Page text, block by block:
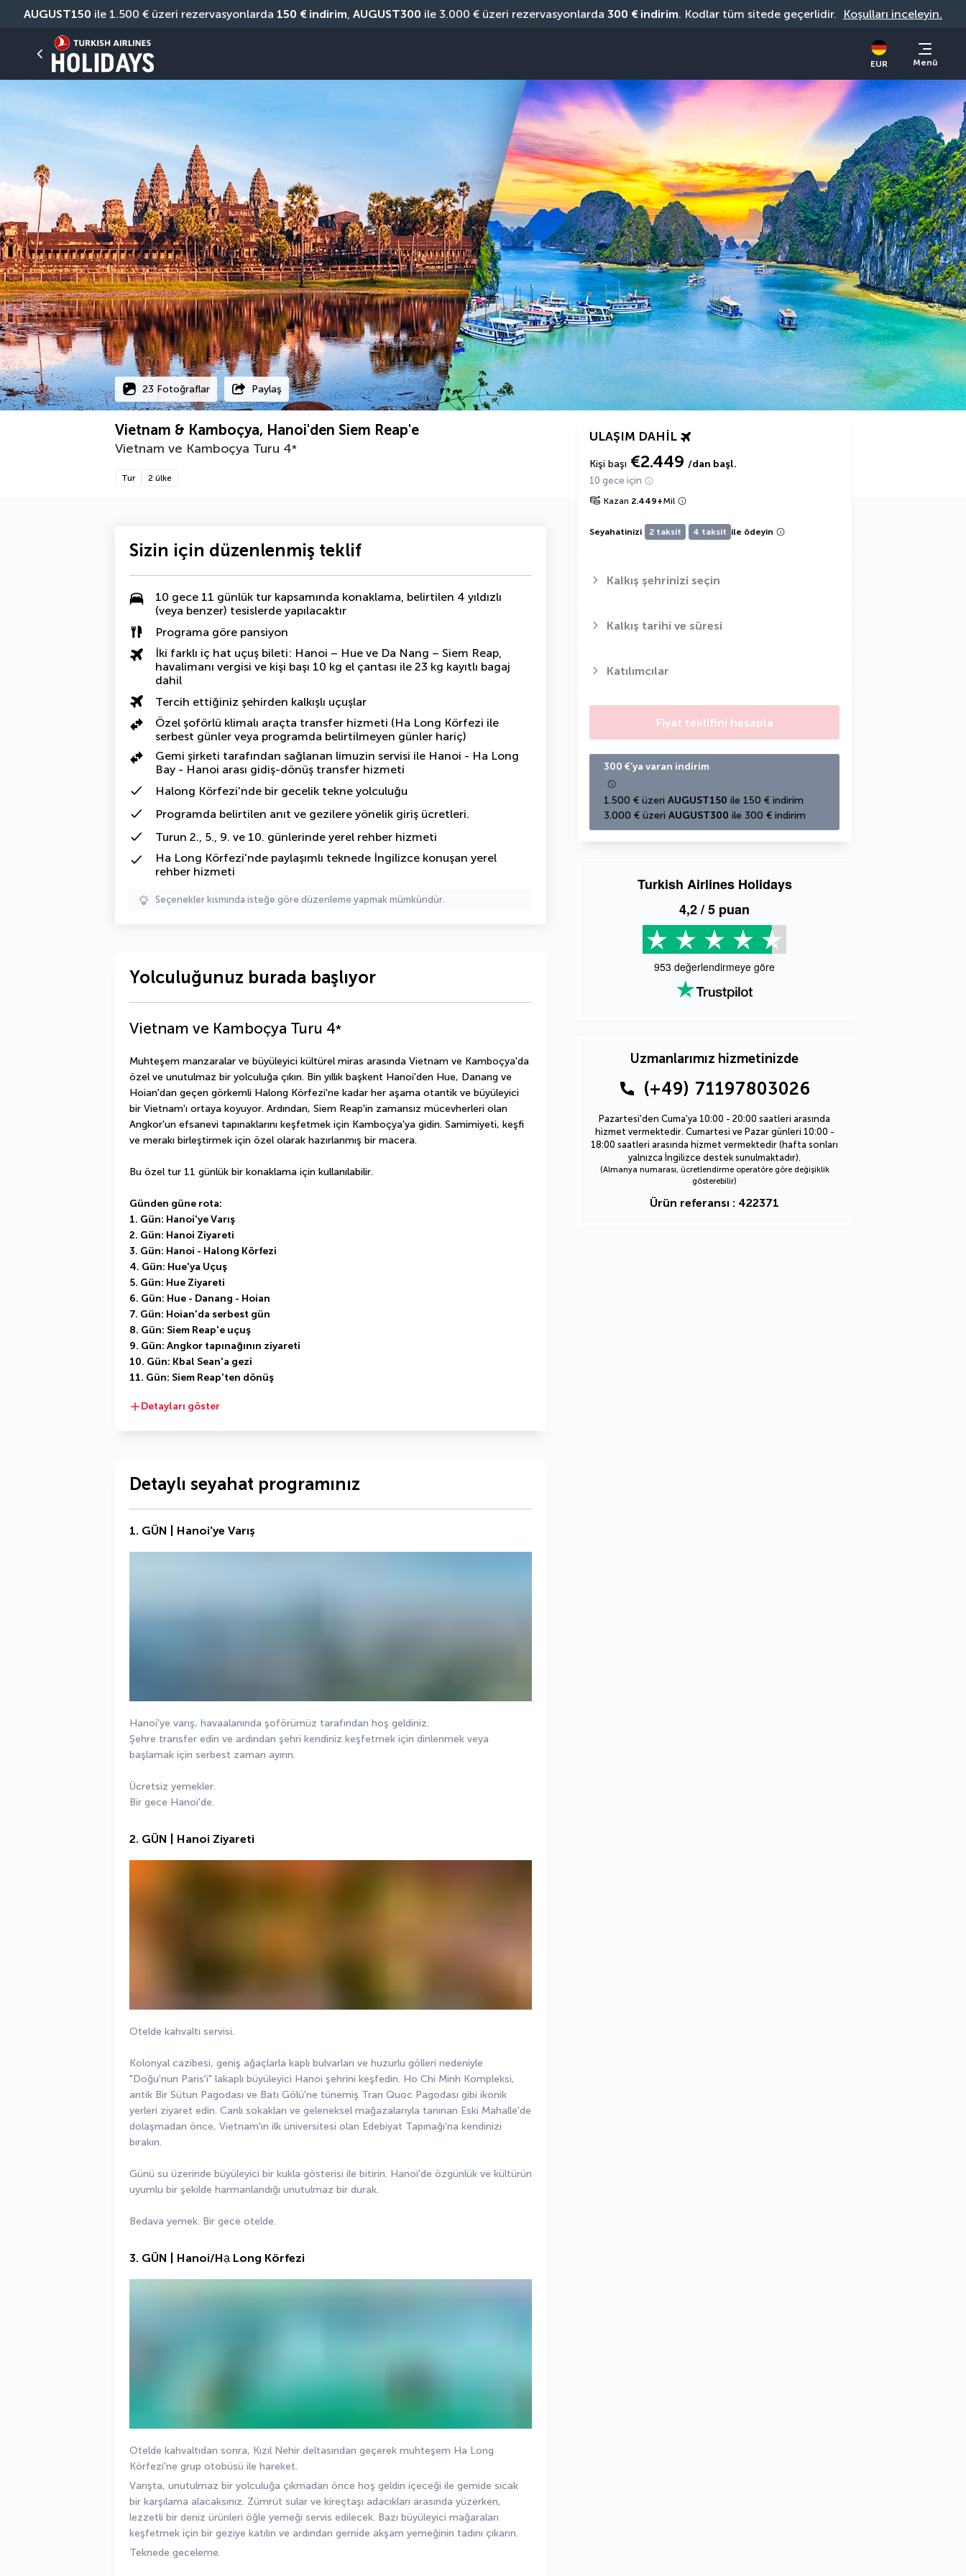
AUGUST150 ile 1.500 € üzeri rezervasyonlarda 150 € indirim, AUGUST300 ile 3.000 € üzeri rezervasyonlarda 300 € indirim. Kodlar tüm sitede geçerlidir. Koşulları inceleyin.
EUR Menü
23 Fotoğraflar Paylaş
Vietnam & Kamboçya, Hanoi'den Siem Reap'e
Vietnam ve Kamboçya Turu 4*
Tur 2 ülke
ULAŞIM DAHIL
Kişi başı €2.449 /dan başl.
10 gece için
Kazan 2.449+Mil
Seyahatinizi 2 taksit 4 taksit ile ödeyin
Kalkış şehrinizi seçin
Kalkış tarihi ve süresi
Katılımcılar
Fiyat teklifini hesapla
300 €’ya varan indirim
1.500 € üzeri AUGUST150 ile 150 € indirim
3.000 € üzeri AUGUST300 ile 300 € indirim
Turkish Airlines Holidays
4,2/ 5 puan
953 değerlendirmeye göre
Uzmanlarımız hizmetinizde
(+49) 71197803026
Pazartesi'den Cuma'ya 10:00 - 20:00 saatleri arasında
hizmet vermektedir. Cumartesi ve Pazar günleri 10:00 -
18:00 saatleri arasında hizmet vermektedir (hafta sonları
yalnızca İngilizce destek sunulmaktadır).
(Almanya numarası, ücretlendirme operatöre göre değişiklik
gösterebilir)
Ürün referansı : 422371
Sizin için düzenlenmiş teklif
10 gece 11 günlük tur kapsamında konaklama, belirtilen 4 yıldızlı
(veya benzer) tesislerde yapılacaktır
Programa göre pansiyon
İki farklı iç hat uçuş bileti: Hanoi – Hue ve Da Nang – Siem Reap,
havalimanı vergisi ve kişi başı 10 kg el çantası ile 23 kg kayıtlı bagaj
dahil
Tercih ettiğiniz şehirden kalkışlı uçuşlar
Özel şoförlü klimalı araçta transfer hizmeti (Ha Long Körfezi ile
serbest günler veya programda belirtilmeyen günler hariç)
Gemi şirketi tarafından sağlanan limuzin servisi ile Hanoi - Ha Long
Bay - Hanoi arası gidiş-dönüş transfer hizmeti
Halong Körfezi'nde bir gecelik tekne yolculuğu
Programda belirtilen anıt ve gezilere yönelik giriş ücretleri.
Turun 2., 5., 9. ve 10. günlerinde yerel rehber hizmeti
Ha Long Körfezi'nde paylaşımlı teknede İngilizce konuşan yerel
rehber hizmeti
Seçenekler kısmında isteğe göre düzenleme yapmak mümkündür.
Yolculuğunuz burada başlıyor
Vietnam ve Kamboçya Turu 4*
Muhteşem manzaralar ve büyüleyici kültürel miras arasında Vietnam ve Kamboçya'da
özel ve unutulmaz bir yolculuğa çıkın. Bin yıllık başkent Hanoi'den Hue, Danang ve
Hoian'dan geçen görkemli Halong Körfezi'ne kadar her aşama otantik ve büyüleyici
bir Vietnam'ı ortaya koyuyor. Ardından, Siem Reap'in zamansız mücevherleri olan
Angkor'un efsanevi tapınaklarını keşfetmek için Kamboçya'ya gidin. Samimiyeti, keşfi
ve merakı birleştirmek için özel olarak hazırlanmış bir macera.
Bu özel tur 11 günlük bir konaklama için kullanılabilir.
Günden güne rota:
1. Gün: Hanoi'ye Varış
2. Gün: Hanoi Ziyareti
3. Gün: Hanoi - Halong Körfezi
4. Gün: Hue'ya Uçuş
5. Gün: Hue Ziyareti
6. Gün: Hue - Danang - Hoian
7. Gün: Hoian'da serbest gün
8. Gün: Siem Reap'e uçuş
9. Gün: Angkor tapınağının ziyareti
10. Gün: Kbal Sean'a gezi
11. Gün: Siem Reap'ten dönüş
Detayları göster
Detaylı seyahat programınız
1. GÜN | Hanoi'ye Varış
Hanoi'ye varış, havaalanında şoförümüz tarafından hoş geldiniz.
Şehre transfer edin ve ardından şehri kendiniz keşfetmek için dinlenmek veya
başlamak için serbest zaman ayırın.
Ücretsiz yemekler.
Bir gece Hanoi'de.
2. GÜN | Hanoi Ziyareti
Otelde kahvaltı servisi.
Kolonyal cazibesi, geniş ağaçlarla kaplı bulvarları ve huzurlu gölleri nedeniyle
"Doğu'nun Paris'i" lakaplı büyüleyici Hanoi şehrini keşfedin. Ho Chi Minh Kompleksi,
antik Bir Sütun Pagodası ve Batı Gölü'ne tünemiş Tran Quoc Pagodası gibi ikonik
yerleri ziyaret edin. Canlı sokakları ve geleneksel mağazalarıyla tanınan Eski Mahalle'de
dolaşmadan önce, Vietnam'ın ilk üniversitesi olan Edebiyat Tapınağı'na kendinizi
bırakın.
Günü su üzerinde büyüleyici bir kukla gösterisi ile bitirin. Hanoi'de özgünlük ve kültürün
uyumlu bir şekilde harmanlandığı unutulmaz bir durak.
Bedava yemek. Bir gece otelde.
3. GÜN | Hanoi/Hạ Long Körfezi
Otelde kahvaltıdan sonra, Kızıl Nehir deltasından geçerek muhteşem Ha Long
Körfezi'ne grup otobüsü ile hareket.
Varışta, unutulmaz bir yolculuğa çıkmadan önce hoş geldin içeceği ile gemide sıcak
bir karşılama alacaksınız. Zümrüt sular ve kireçtaşı adacıkları arasında yüzerken,
lezzetli bir deniz ürünleri öğle yemeği servis edilecek. Bazı büyüleyici mağaraları
keşfetmek için bir geziye katılın ve ardından gemide akşam yemeğinin tadını çıkarın.
Teknede geceleme.